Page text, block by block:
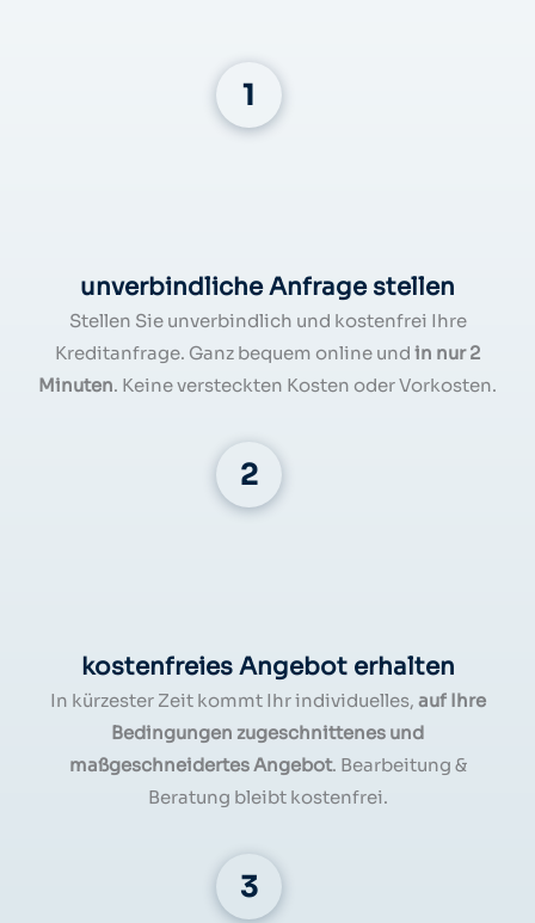
unverbindliche Anfrage stellen
Stellen Sie unverbindlich und kostenfrei Ihre
Kreditanfrage. Ganz bequem online und in nur 2
Minuten. Keine versteckten Kosten oder Vorkosten.
kostenfreies Angebot erhalten
In kürzester Zeit kommt Ihr individuelles, auf Ihre
Bedingungen zugeschnittenes und
maßgeschneidertes Angebot. Bearbeitung &
Beratung bleibt kostenfrei.